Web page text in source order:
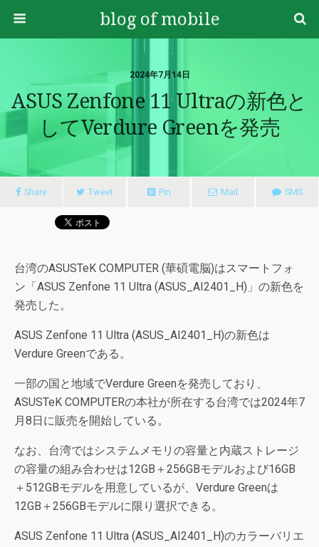
blog of mobile
2024年7月14日
ASUS Zenfone 11 Ultraの新色と
してVerdure Greenを発売
Share Tweet Pin Mail SMS
台湾のASUSTeK COMPUTER (華碩電脳)はスマートフォ
ン「ASUS Zenfone 11 Ultra (ASUS_AI2401_H)」の新色を
発売した。
ASUS Zenfone 11 Ultra (ASUS_AI2401_H)の新色は
Verdure Greenである。
一部の国と地域でVerdure Greenを発売しており、
ASUSTeK COMPUTERの本社が所在する台湾では2024年7
月8日に販売を開始している。
なお、台湾ではシステムメモリの容量と内蔵ストレージ
の容量の組み合わせは12GB＋256GBモデルおよび16GB
＋512GBモデルを用意しているが、Verdure Greenは
12GB＋256GBモデルに限り選択できる。
ASUS Zenfone 11 Ultra (ASUS_AI2401_H)のカラーバリエ